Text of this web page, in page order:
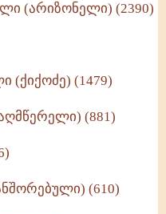
-
(არიზონელი) (2390)
(ქიქოძე) (1479)
(881)
(610)